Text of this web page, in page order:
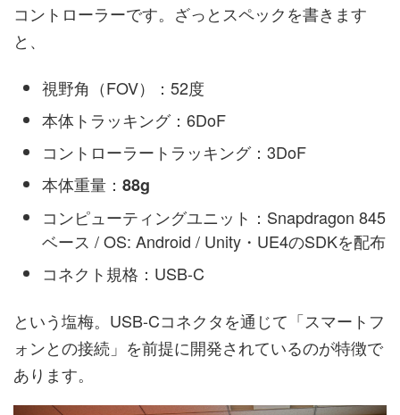
コントローラーです。ざっとスペックを書きます
と、
視野角（FOV）：52度
本体トラッキング：6DoF
コントローラートラッキング：3DoF
本体重量： 88g
コンピューティングユニット：Snapdragon 845
ベース / OS: Android / Unity・UE4のSDKを配布
コネクト規格：USB-C
という塩梅。USB-Cコネクタを通じて「スマートフ
ォンとの接続」を前提に開発されているのが特徴で
あります。